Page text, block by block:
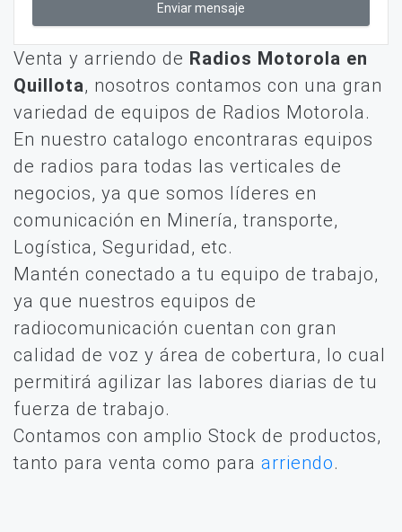
Enviar mensaje
Venta y arriendo de Radios Motorola en
Quillota, nosotros contamos con una gran
variedad de equipos de Radios Motorola.
En nuestro catalogo encontraras equipos
de radios para todas las verticales de
negocios, ya que somos líderes en
comunicación en Minería, transporte,
Logística, Seguridad, etc.
Mantén conectado a tu equipo de trabajo,
ya que nuestros equipos de
radiocomunicación cuentan con gran
calidad de voz y área de cobertura, lo cual
permitirá agilizar las labores diarias de tu
fuerza de trabajo.
Contamos con amplio Stock de productos,
tanto para venta como para arriendo.